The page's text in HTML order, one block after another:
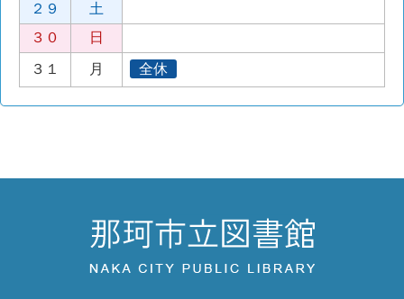
２９
土
３０
日
３１ 月 全休